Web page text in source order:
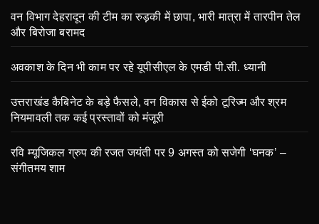
वन विभाग देहरादून की टीम का रुड़की में छापा, भारी मात्रा में तारपीन तेल
और बिरोजा बरामद
अवकाश के दिन भी काम पर रहे यूपीसीएल के एमडी पी.सी. ध्यानी
उत्तराखंड कैबिनेट के बड़े फैसले, वन विकास से ईको टूरिज्म और श्रम
नियमावली तक कई प्रस्तावों को मंजूरी
रवि म्यूजिकल ग्रुप की रजत जयंती पर 9 अगस्त को सजेगी ‘घनक’ –
संगीतमय शाम